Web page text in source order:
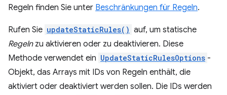
Regeln finden Sie unter Beschränkungen für Regeln.
Rufen Sie updateStaticRules() auf, um statische
Regelnzu aktivieren oder zu deaktivieren. Diese
Methode verwendet ein UpdateStaticRulesOptions -
Objekt, das Arrays mit IDs von Regeln enthält, die
aktiviert oder deaktiviert werden sollen. Die IDs werden